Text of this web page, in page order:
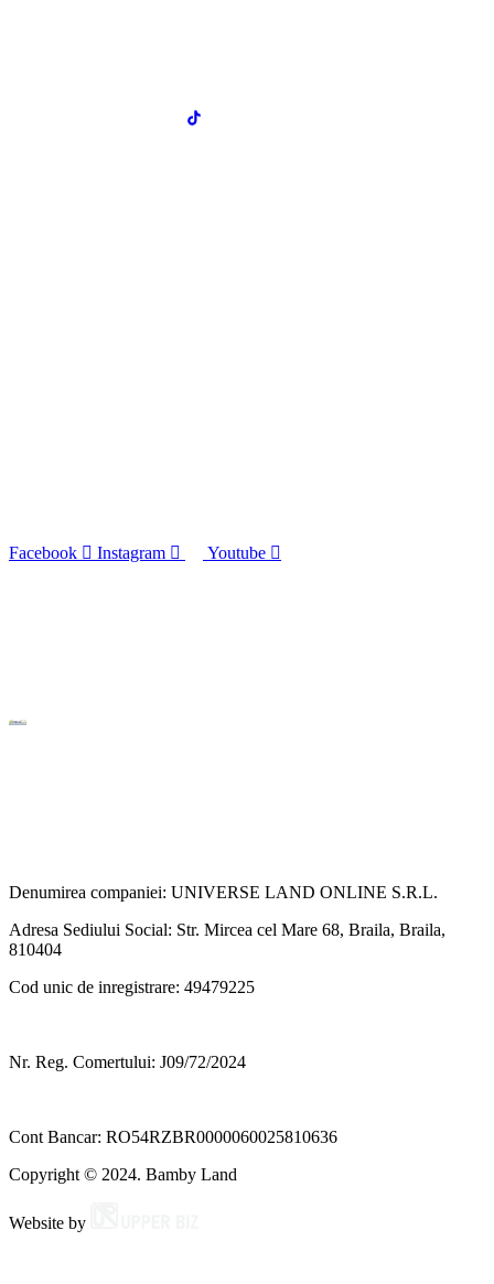
Facebook Instagram Youtube
Denumirea companiei: UNIVERSE LAND ONLINE S.R.L.
Adresa Sediului Social: Str. Mircea cel Mare 68, Braila, Braila,
810404
Cod unic de inregistrare: 49479225
Nr. Reg. Comertului: J09/72/2024
Cont Bancar: RO54RZBR0000060025810636
Copyright © 2024. Bamby Land
Website by